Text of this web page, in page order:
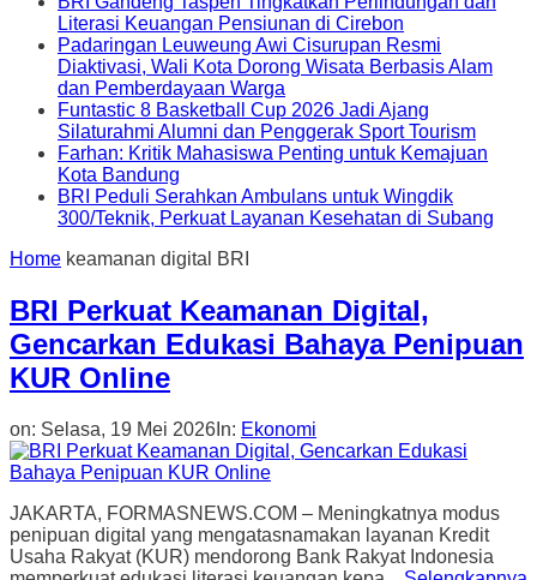
Literasi Keuangan Pensiunan di Cirebon
Padaringan Leuweung Awi Cisurupan Resmi
Diaktivasi, Wali Kota Dorong Wisata Berbasis Alam
dan Pemberdayaan Warga
Funtastic 8 Basketball Cup 2026 Jadi Ajang
Silaturahmi Alumni dan Penggerak Sport Tourism
Farhan: Kritik Mahasiswa Penting untuk Kemajuan
Kota Bandung
BRI Peduli Serahkan Ambulans untuk Wingdik
300/Teknik, Perkuat Layanan Kesehatan di Subang
Home keamanan digital BRI
BRI Perkuat Keamanan Digital,
Gencarkan Edukasi Bahaya Penipuan
KUR Online
on: Selasa, 19 Mei 2026 In: Ekonomi
JAKARTA, FORMASNEWS.COM – Meningkatnya modus
penipuan digital yang mengatasnamakan layanan Kredit
Usaha Rakyat (KUR) mendorong Bank Rakyat Indonesia